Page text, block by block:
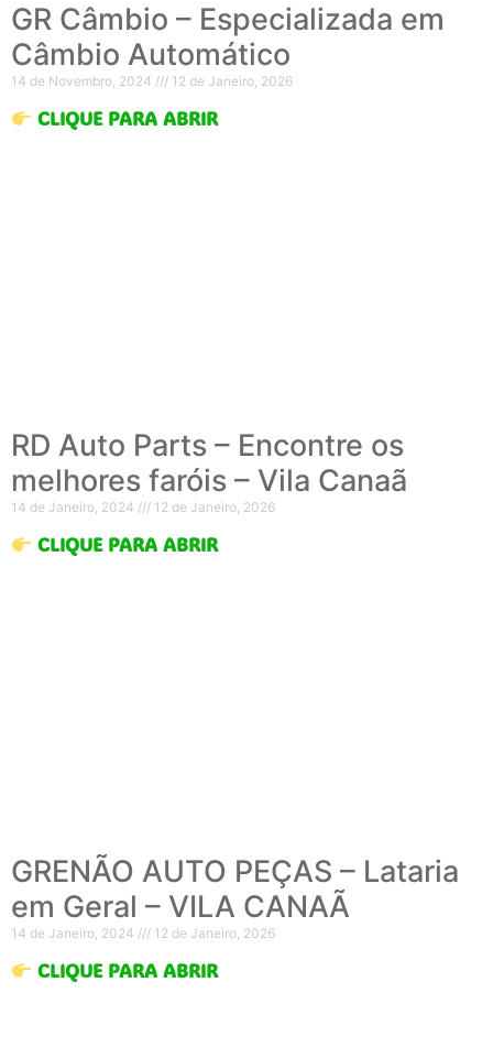
GR Câmbio – Especializada em
Câmbio Automático
14 de Novembro, 2024 12 de Janeiro, 2026
CLIQUE PARA ABRIR
RD Auto Parts – Encontre os
melhores faróis – Vila Canaã
14 de Janeiro, 2024 12 de Janeiro, 2026
CLIQUE PARA ABRIR
GRENÃO AUTO PEÇAS – Lataria
em Geral – VILA CANAÃ
14 de Janeiro, 2024 12 de Janeiro, 2026
CLIQUE PARA ABRIR